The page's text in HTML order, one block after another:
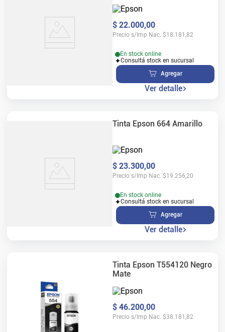
$ 22.000,00
Precio s/Imp Nac. $18.181,82
En stock online
Consultá stock en sucursal
Agregar
Ver detalle
Tinta Epson 664 Amarillo
$ 23.300,00
Precio s/Imp Nac. $19.256,20
En stock online
Consultá stock en sucursal
Agregar
Ver detalle
Tinta Epson T554120 Negro
Mate
$ 46.200,00
Precio s/Imp Nac. $38.181,82